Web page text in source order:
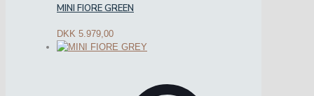
MINI FIORE GREEN
DKK 5.979,00